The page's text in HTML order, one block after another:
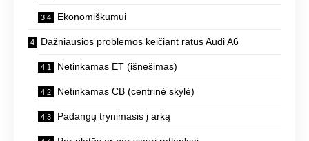
Ekonomiškumui
Dažniausios problemos keičiant ratus Audi A6
Netinkamas ET (išnešimas)
Netinkamas CB (centrinė skylė)
Padangų trynimasis į arką